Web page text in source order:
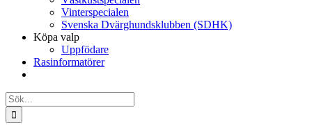
Vinterspecialen
Svenska Dvärghundsklubben (SDHK)
Köpa valp
Uppfödare
Rasinformatörer
Sök
efter: